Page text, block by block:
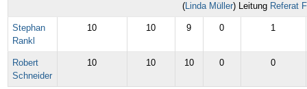
(Linda Müller) Leitung Referat
Stephan
Rankl
10 10 9 0 1
Robert
Schneider
10 10 10 0 0